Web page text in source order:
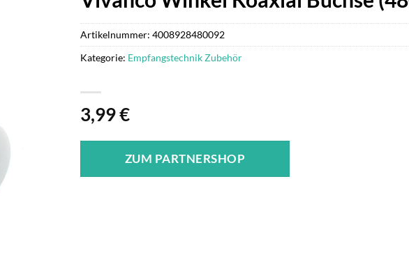
3,99€
ZUM PARTNERSHOP
Artikelnummer: 4008928480092
Kategorie: Empfangstechnik Zubehör